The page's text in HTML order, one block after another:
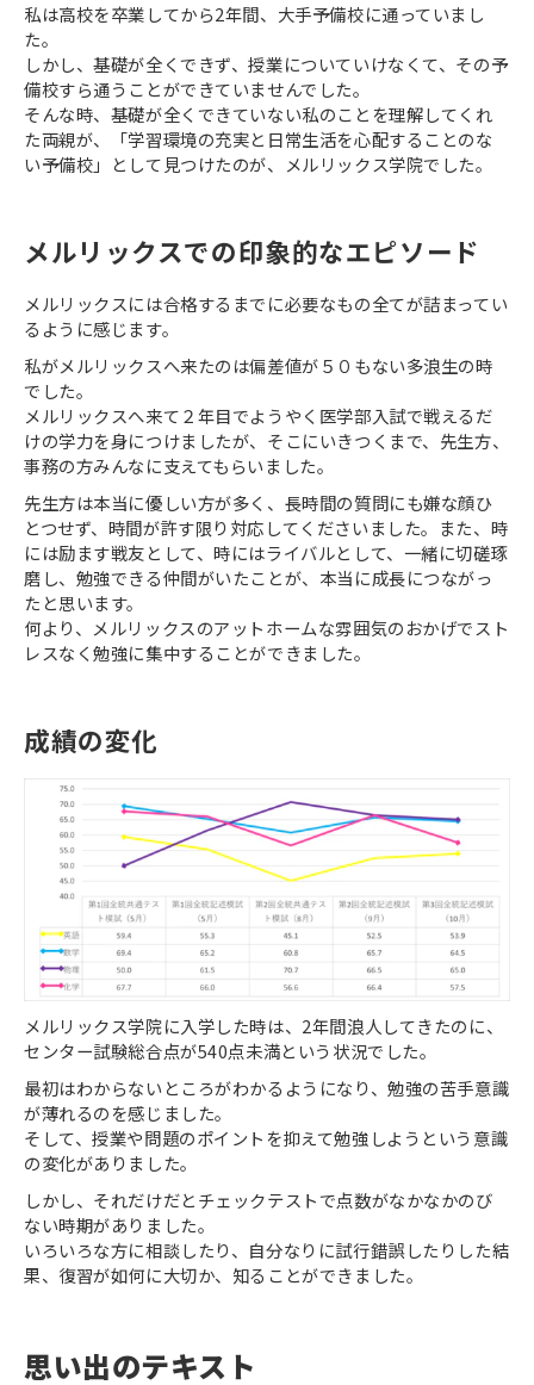
私は高校を卒業してから2年間、大手予備校に通っていまし
た。
しかし、基礎が全くできず、授業についていけなくて、その予
備校すら通うことができていませんでした。
そんな時、基礎が全くできていない私のことを理解してくれ
た両親が、「学習環境の充実と日常生活を心配することのな
い予備校」として見つけたのが、メルリックス学院でした。
メルリックスでの印象的なエピソード
メルリックスには合格するまでに必要なもの全てが詰まってい
るように感じます。
私がメルリックスへ来たのは偏差値が５０もない多浪生の時
でした。
メルリックスへ来て２年目でようやく医学部入試で戦えるだ
けの学力を身につけましたが、そこにいきつくまで、先生方、
事務の方みんなに支えてもらいました。
先生方は本当に優しい方が多く、長時間の質問にも嫌な顔ひ
とつせず、時間が許す限り対応してくださいました。また、時
には励ます戦友として、時にはライバルとして、一緒に切磋琢
磨し、勉強できる仲間がいたことが、本当に成長につながっ
たと思います。
何より、メルリックスのアットホームな雰囲気のおかげでスト
レスなく勉強に集中することができました。
成績の変化
メルリックス学院に入学した時は、2年間浪人してきたのに、
センター試験総合点が540点未満という状況でした。
最初はわからないところがわかるようになり、勉強の苦手意識
が薄れるのを感じました。
そして、授業や問題のポイントを抑えて勉強しようという意識
の変化がありました。
しかし、それだけだとチェックテストで点数がなかなかのび
ない時期がありました。
いろいろな方に相談したり、自分なりに試行錯誤したりした結
果、復習が如何に大切か、知ることができました。
思い出のテキスト